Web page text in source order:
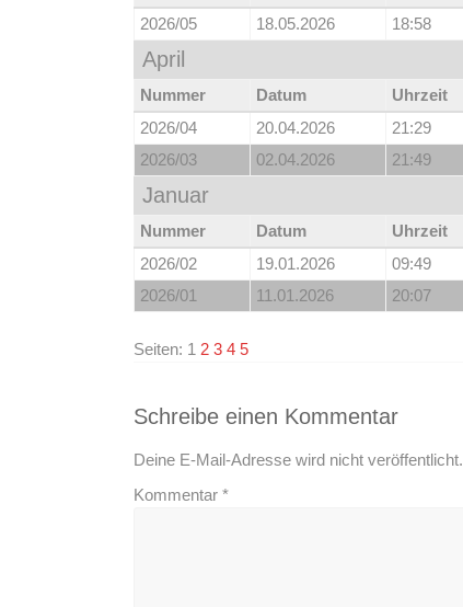
2026/05
18.05.2026 18:58
April
Nummer Datum Uhrzeit
2026/04
20.04.2026 21:29
2026/03
02.04.2026 21:49
Januar
Nummer Datum Uhrzeit
2026/02
19.01.2026 09:49
2026/01
11.01.2026 20:07
Seiten: 1 2 3 4 5
Schreibe einen Kommentar
Deine E-Mail-Adresse wird nicht veröffentlicht.
Kommentar *